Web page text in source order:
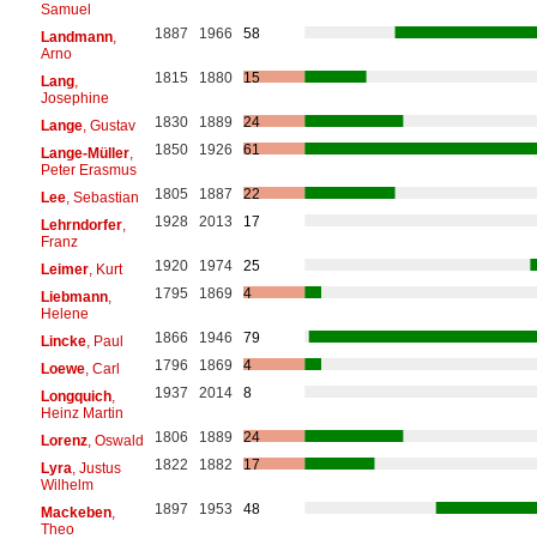
Samuel
Landmann,
Arno
1887 1966 58
Lang,
Josephine
1815 1880 15
Lange, Gustav 1830 1889
24
Lange-Müller,
Peter Erasmus
1850 1926 61
Lee, Sebastian 1805 1887
22
Lehrndorfer,
Franz
1928 2013 17
Leimer, Kurt 1920 1974
25
Liebmann,
Helene
1795 1869 4
Lincke, Paul 1866 1946
79
Loewe, Carl 1796 1869
4
Longquich,
Heinz Martin
1937 2014 8
Lorenz, Oswald 1806 1889
24
Lyra , Justus
Wilhelm
1822 1882 17
Mackeben,
Theo
1897 1953 48